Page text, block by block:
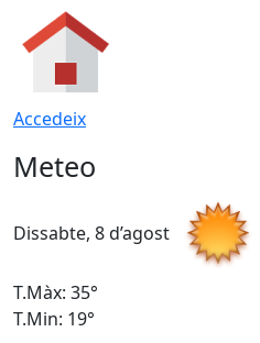
Accedeix
Meteo
Dissabte, 8 d’agost
T.Màx: 35°
T.Min: 19°